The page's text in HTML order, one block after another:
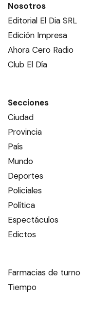
Nosotros
Editorial El Dia SRL
Edición Impresa
Ahora Cero Radio
Club El Día
Secciones
Ciudad
Provincia
País
Mundo
Deportes
Policiales
Política
Espectáculos
Edictos
Farmacias de turno
Tiempo